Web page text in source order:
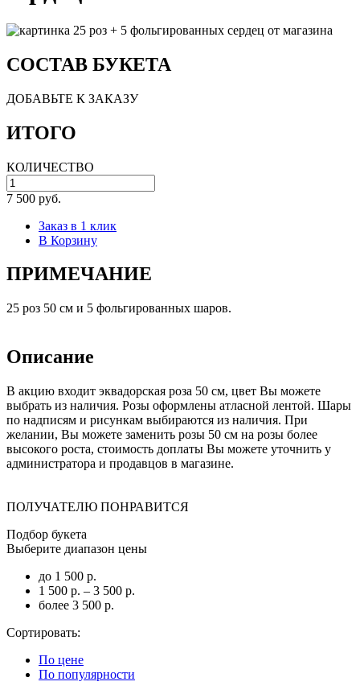
СОСТАВ БУКЕТА
ДОБАВЬТЕ К ЗАКАЗУ
ИТОГО
КОЛИЧЕСТВО
7 500 руб.
Заказ в 1 клик
В Корзину
ПРИМЕЧАНИЕ
25 роз 50 см и 5 фольгированных шаров.
Описание
В акцию входит эквадорская роза 50 см, цвет Вы можете
выбрать из наличия. Розы оформлены атласной лентой. Шары
по надписям и рисункам выбираются из наличия. При
желании, Вы можете заменить розы 50 см на розы более
высокого роста, стоимость доплаты Вы можете уточнить у
администратора и продавцов в магазине.
ПОЛУЧАТЕЛЮ ПОНРАВИТСЯ
Подбор букета
Выберите диапазон цены
до 1 500 р.
1 500 р. – 3 500 р.
более 3 500 р.
Сортировать:
По цене
По популярности